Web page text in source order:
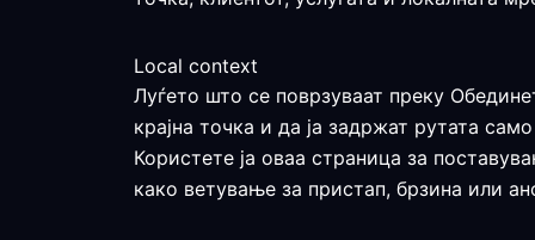
Local context
Луѓето што се поврзуваат преку
крајна точка и да ја задржат рутата
Користете ја оваа страница за
како ветување за пристап, брзина или